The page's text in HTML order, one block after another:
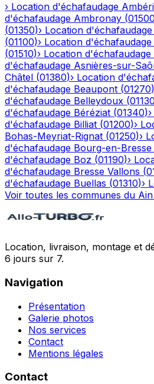
› Location d'échafaudage
d'échafaudage Ambronay (01500
(01350)› Location d'échafaudage
(01100)› Location d'échafaudage
(01510)› Location d'échafaudage
d'échafaudage Asnières-sur-
Châtel (01380)› Location
d'échafaudage Beaupont (01270)
d'échafaudage Belleydoux (01130
d'échafaudage Béréziat (01340)›
d'échafaudage Billiat (01200)›
Bohas-Meyriat-Rignat (01250)›
d'échafaudage Bourg-en-Bresse
d'échafaudage Boz (01190)›
d'échafaudage Bresse Vallons (
d'échafaudage Buellas (01310)›
Voir toutes les communes du Ain
Location, livraison, montage et
6 jours sur 7.
Navigation
Présentation
Galerie photos
Nos services
Contact
Mentions légales
Contact